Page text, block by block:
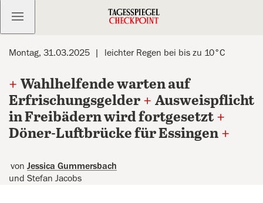
Kostenlos anmelden
Montag, 31.03.2025 leichter Regen bei bis zu 10°C
+ Wahlhelfende warten auf
Erfrischungsgelder + Ausweispflicht
in Freibädern wird fortgesetzt +
Döner-Luftbrücke für Essingen +
von Jessica Gummersbach
und Stefan Jacobs